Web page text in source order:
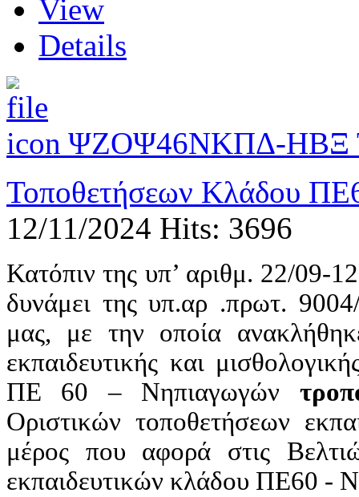
View
Details
ΨΖΟΨ46ΝΚΠΔ-ΗΒΞ
Τοποθετήσεων Κλάδου
12/11/2024 Hits: 3696
Κατόπιν της υπ’ αριθμ. 22/
δυνάμει της υπ.αρ .πρωτ.
μας, με την οποία
εκπαιδευτικής και
ΠΕ 60 – Νηπιαγωγών
Οριστικών τοποθετήσεων
μέρος που αφορά στις
εκπαιδευτικών κλάδου ΠΕ60 -